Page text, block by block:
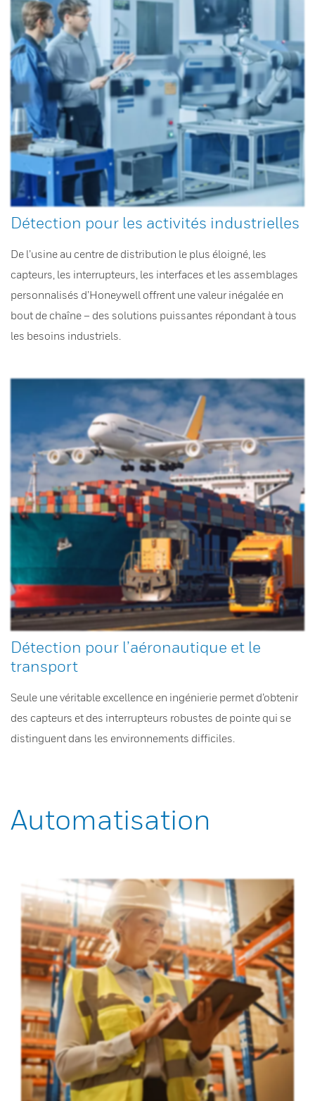
Détection pour les activités industrielles
De l’usine au centre de distribution le plus éloigné, les
capteurs, les interrupteurs, les interfaces et les assemblages
personnalisés d’Honeywell offrent une valeur inégalée en
bout de chaîne – des solutions puissantes répondant à tous
les besoins industriels.
Détection pour l’aéronautique et le
transport
Seule une véritable excellence en ingénierie permet d’obtenir
des capteurs et des interrupteurs robustes de pointe qui se
distinguent dans les environnements difficiles.
Automatisation